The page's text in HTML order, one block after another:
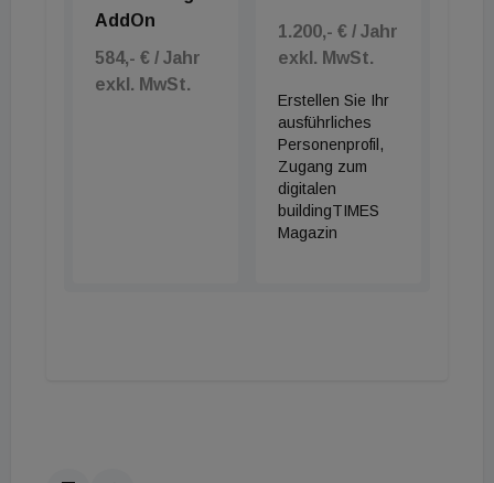
AddOn
584,- € / Jahr
exkl. MwSt.
1.200,- € / Jahr
exkl. MwSt.
Erstellen Sie Ihr
ausführliches
Personenprofil,
Zugang zum
digitalen
buildingTIMES
Magazin